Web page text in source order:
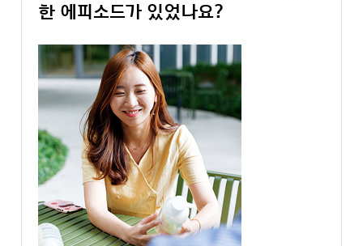
한 에피소드가 있었나요?